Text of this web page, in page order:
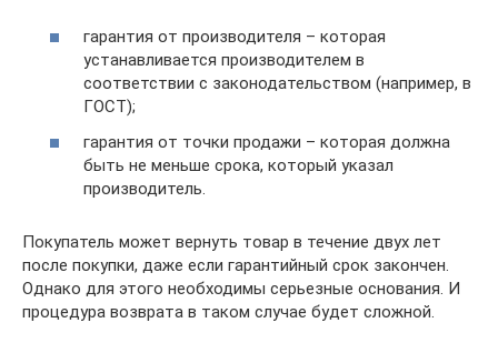
гарантия от производителя – которая
устанавливается производителем в
соответствии с законодательством (например, в
ГОСТ);
гарантия от точки продажи – которая должна
быть не меньше срока, который указал
производитель.
Покупатель может вернуть товар в течение двух лет
после покупки, даже если гарантийный срок закончен.
Однако для этого необходимы серьезные основания. И
процедура возврата в таком случае будет сложной.